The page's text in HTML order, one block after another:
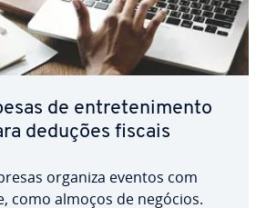
de en­tre­te­ni­mento
deduções fiscais
organiza eventos com
como almoços de negócios.